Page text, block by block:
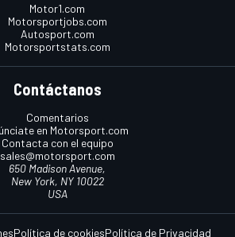
Motor1.com
Motorsportjobs.com
Autosport.com
Motorsportstats.com
Contáctanos
Comentarios
en Motorsport.com
Contacta con el equipo
sales@motorsport.com
650 Madison Avenue,
New York, NY 10022
USA
Política de cookiesPolítica de Privacidad